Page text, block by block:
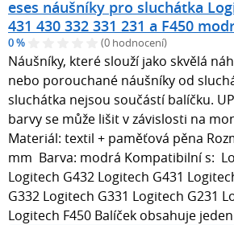
eses náušníky pro sluchátka
431 430 332 331 231 a F450
0 % (0 hodnocení)
Náušníky, které slouží jako skvělá
nebo porouchané náušníky od
sluchátka nejsou součástí balíčku.
barvy se může lišit v závislosti na
Materiál: textil + paměťová pěna
mm Barva: modrá Kompatibilní s:
Logitech G432 Logitech G431
G332 Logitech G331 Logitech G231
Logitech F450 Balíček obsahuje